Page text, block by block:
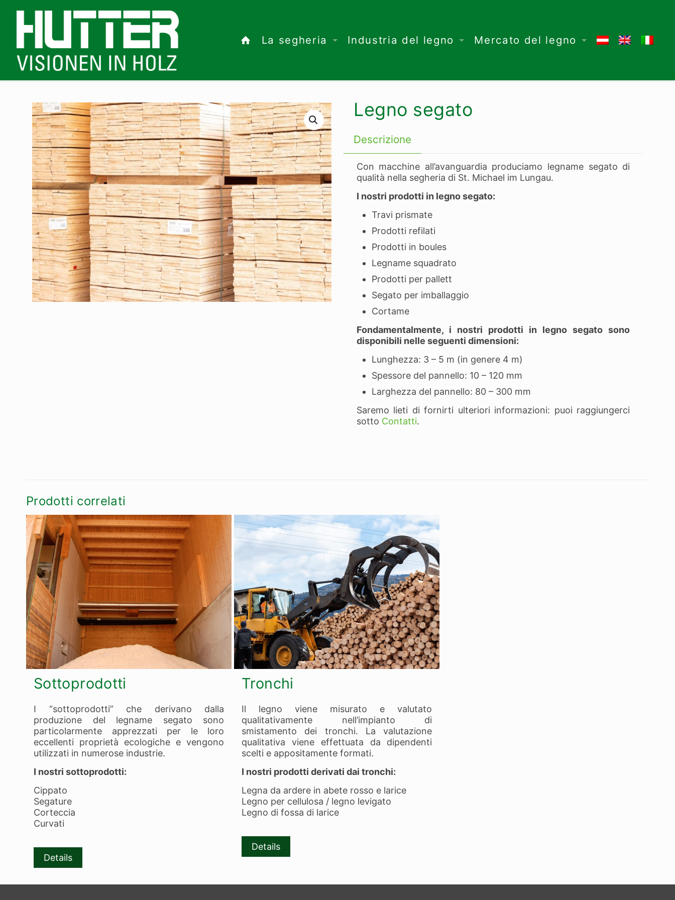
La segheria Industria del legno Mercato del legno
Legno segato
Descrizione
Con macchine all’avanguardia produciamo legname segato di
qualità nella segheria di St. Michael im Lungau.
I nostri prodotti in legno segato:
Travi prismate
Prodotti refilati
Prodotti in boules
Legname squadrato
Prodotti per pallett
Segato per imballaggio
Cortame
Fondamentalmente, i nostri prodotti in legno segato sono
disponibili nelle seguenti dimensioni:
Lunghezza: 3 – 5 m (in genere 4 m)
Spessore del pannello: 10 – 120 mm
Larghezza del pannello: 80 – 300 mm
Saremo lieti di fornirti ulteriori informazioni: puoi raggiungerci
sotto Contatti.
Prodotti correlati
Sottoprodotti
I “sottoprodotti” che derivano dalla
produzione del legname segato sono
particolarmente apprezzati per le loro
eccellenti proprietà ecologiche e vengono
utilizzati in numerose industrie.
I nostri sottoprodotti:
Cippato
Segature
Corteccia
Curvati
Details
Tronchi
Il legno viene misurato e valutato
qualitativamente nell’impianto di
smistamento dei tronchi. La valutazione
qualitativa viene effettuata da dipendenti
scelti e appositamente formati.
I nostri prodotti derivati dai tronchi:
Legna da ardere in abete rosso e larice
Legno per cellulosa / legno levigato
Legno di fossa di larice
Details